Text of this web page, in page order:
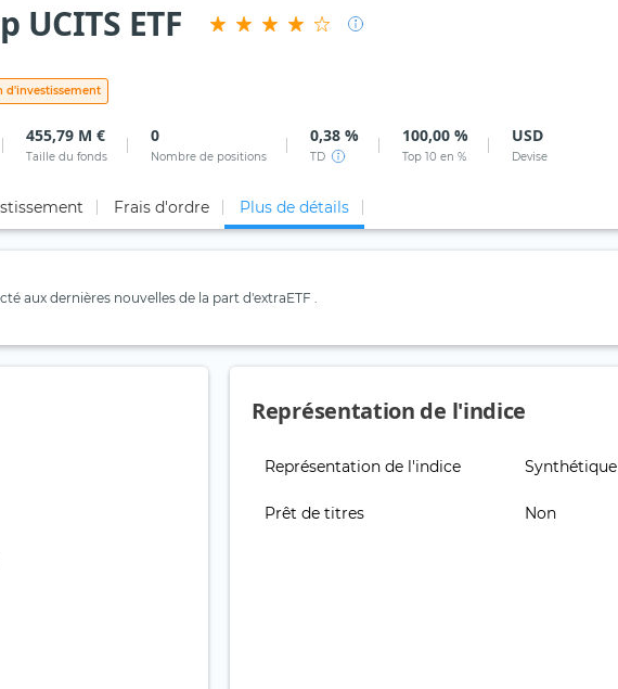
ETF
d'investissement
455,79 M €
Taille du fonds
0
Nombre de positions
0,38 %
TD
100,00 %
Top 10 en %
USD
Devise
Frais d'ordre Plus de détails
aux dernières nouvelles de la part d'extraETF .
Représentation de l'indice
Représentation de l'indice Synthétique
Prêt de titres Non